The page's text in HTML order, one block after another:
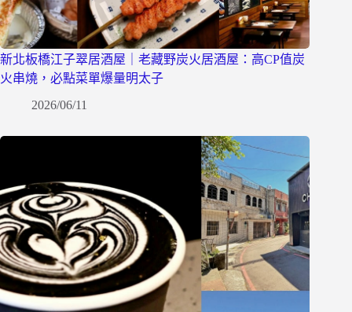
新北板橋江子翠居酒屋｜老藏野炭火居酒屋：高CP值炭
火串燒，必點菜單爆量明太子
2026/06/11